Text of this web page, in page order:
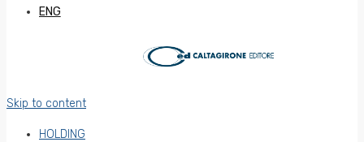
ENG
Skip to content
HOLDING